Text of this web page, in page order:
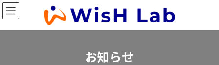
コ
ン
テ
ナ
ビ
ゲ
お知らせ